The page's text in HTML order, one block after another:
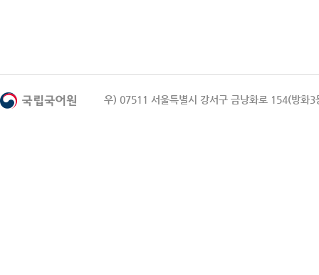
우) 07511 서울특별시 강서구 금낭화로 154(방화3